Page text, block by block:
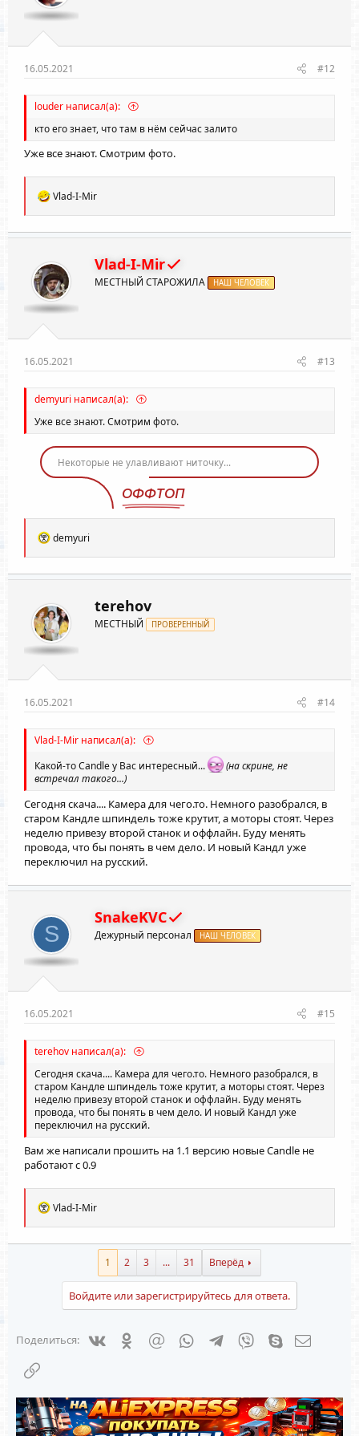
16.05.2021 #12
louder написал(а):
кто его знает, что там в нём сейчас залито
Уже все знают. Смотрим фото.
Р
а
к
и
и
:
Vlad-I-Mir
Vlad-I-Mir
МЕСТНЫЙ СТАРОЖИЛА НАШ ЧЕЛОВЕК
16.05.2021 #13
demyuri написал(а):
Уже все знают. Смотрим фото.
Некоторые не улавливают ниточку...
ОФФТОП
Р
а
к
и
и
:
demyuri
terehov
МЕСТНЫЙ ПРОВЕРЕННЫЙ
16.05.2021 #14
Vlad-I-Mir написал(а):
Какой-то Candle у Вас интересный...
(на скрине, не
встречал такого...)
Сегодня скача.... Камера для чего.то. Немного разобрался, в
старом Кандле шпиндель тоже крутит, а моторы стоят. Через
неделю привезу второй станок и оффлайн. Буду менять
провода, что бы понять в чем дело. И новый Кандл уже
переключил на русский.
S
SnakeKVC
Дежурный персонал НАШ ЧЕЛОВЕК
16.05.2021 #15
terehov написал(а):
Сегодня скача.... Камера для чего.то. Немного разобрался, в
старом Кандле шпиндель тоже крутит, а моторы стоят. Через
неделю привезу второй станок и оффлайн. Буду менять
провода, что бы понять в чем дело. И новый Кандл уже
переключил на русский.
Вам же написали прошить на 1.1 версию новые Candle не
работают с 0.9
Р
а
к
Vlad-I-Mir
1 2 3 ... 31 Вперёд
Войдите или зарегистрируйтесь для ответа.
Поделиться: VkontakteOdnoklassniki
Mail.ru WhatsAppTelegramViber Skype